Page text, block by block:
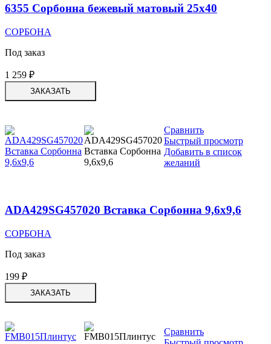
6355 Сорбонна бежевый матовый 25х40
СОРБОНА
Под заказ
1 259 ₽
ЗАКАЗАТЬ
Сравнить
Быстрый просмотр
Добавить в список
желаний
ADA429SG457020 Вставка Сорбонна 9,6х9,6
СОРБОНА
Под заказ
199 ₽
ЗАКАЗАТЬ
Сравнить